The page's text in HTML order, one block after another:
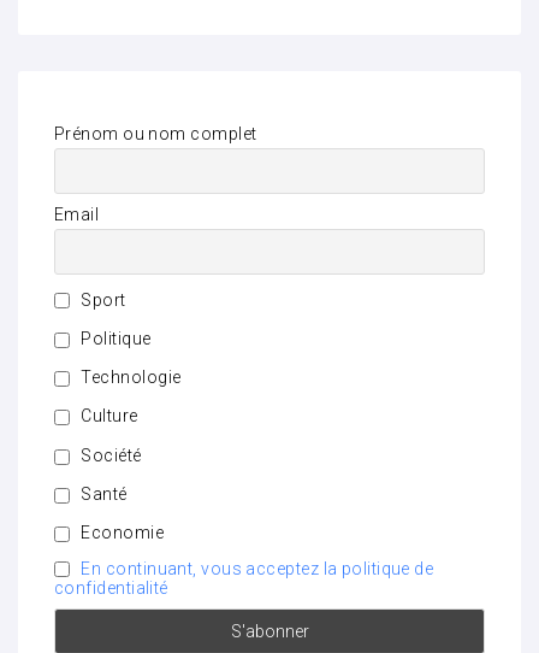
Prénom ou nom complet
Email
Sport
Politique
Technologie
Culture
Société
Santé
Economie
En continuant, vous acceptez la politique de
confidentialité